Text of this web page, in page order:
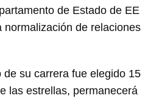
de Estado de EE
normalización de relaciones
su carrera fue elegido 15
las estrellas, permanecerá